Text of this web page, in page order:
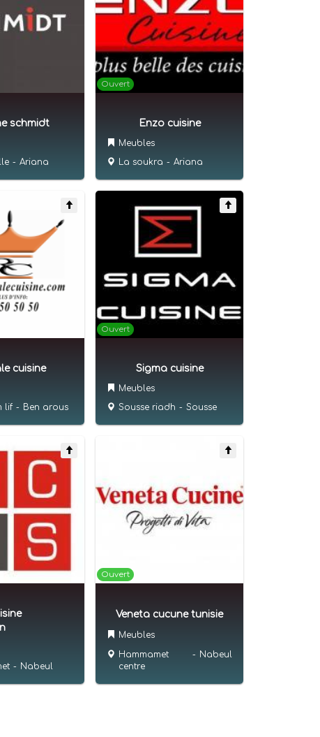
schmidt
- Ariana
Ouvert
Enzo cuisine
Meubles
La soukra - Ariana
cuisine
lif - Ben arous
Ouvert
Sigma cuisine
Meubles
Sousse riadh - Sousse
- Nabeul
Ouvert
Veneta cucune tunisie
Meubles
Hammamet
centre
- Nabeul